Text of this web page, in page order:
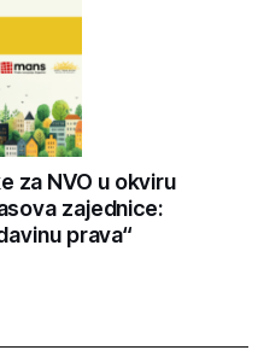
za NVO u okviru
zajednice:
prava“